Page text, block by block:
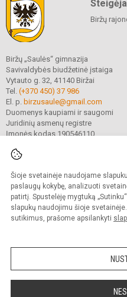
Šioje svetainėje naudojame
paslaugų kokybę, analizuoti
patirtį. Spustelėję mygtuką
slapukų naudojimu šioje
sutikimus, prašome apsilankyti
Biržų
Biržų „Saulės“ gimnazija
Savivaldybės biudžetinė įstaiga
Vytauto g. 32, 41140 Biržai
Tel. (+370 450) 37 986
El. p. birzusaule@gmail.com
Duomenys kaupiami ir saugomi
Juridinių asmenų registre
Įmonės kodas 190546110
© 2021. Biržų „Saulės“
Kopijuoti turinį be raštiško
Prieinamumo
Sumanus būdas atnaujinti